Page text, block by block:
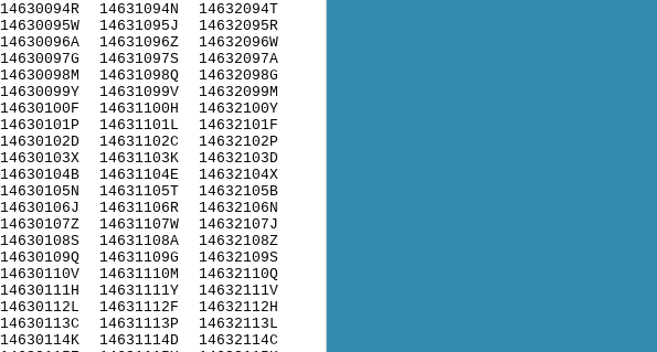
14630094R
14630095W
14630096A
14630097G
14630098M
14630099Y
14630100F
14630101P
14630102D
14630103X
14630104B
14630105N
14630106J
14630107Z
14630108S
14630109Q
14630110V
14630111H
14630112L
14630113C
14630114K
14631094N
14631095J
14631096Z
14631097S
14631098Q
14631099V
14631100H
14631101L
14631102C
14631103K
14631104E
14631105T
14631106R
14631107W
14631108A
14631109G
14631110M
14631111Y
14631112F
14631113P
14631114D
14632094T
14632095R
14632096W
14632097A
14632098G
14632099M
14632100Y
14632101F
14632102P
14632103D
14632104X
14632105B
14632106N
14632107J
14632108Z
14632109S
14632110Q
14632111V
14632112H
14632113L
14632114C